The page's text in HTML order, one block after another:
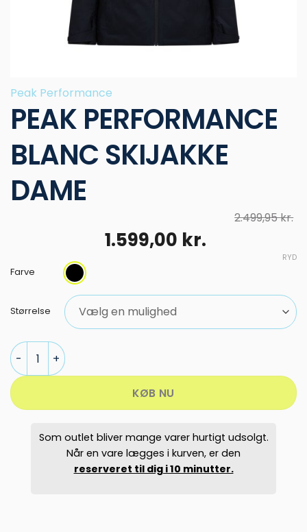
Peak Performance
PEAK PERFORMANCE
BLANC SKIJAKKE
DAME
2.499,95kr.
Den
var:
2.499,95 kr..
1.599,00 kr.Den
er:
1.599,00
Farve
Størrelse
RYD
PEAK PERFORMANCE BLANC SKIJAKKE DAME antal
KØB NU
Som outlet bliver mange varer hurtigt udsolgt.
Når en vare lægges i kurven, er den
reserveret til dig i 10 minutter.